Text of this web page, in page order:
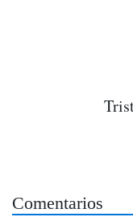
Comentarios